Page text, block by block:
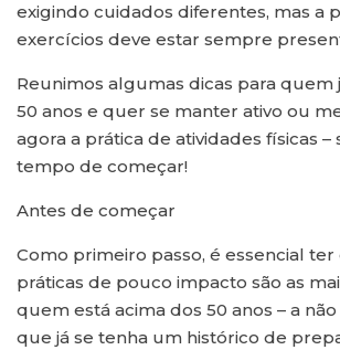
exigindo cuidados diferentes, mas a
exercícios deve estar sempre
Reunimos algumas dicas para quem
50 anos e quer se manter ativo ou
agora a prática de atividades físicas –
tempo de começar!
Antes de começar
Como primeiro passo, é essencial
práticas de pouco impacto são as
quem está acima dos 50 anos – a
que já se tenha um histórico de